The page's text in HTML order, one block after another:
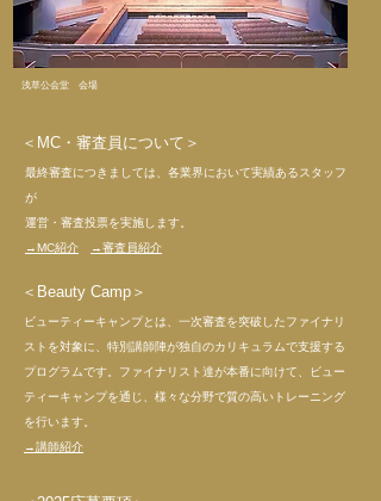
浅草公会堂 会場
＜​MC・審査員について＞
最終審査につきましては、各業界において実績あるスタッフ
が
​運営・審査投票を実施します。
​→MC紹介
→審査員紹介
＜​Beauty Camp＞
ビューティーキャンプとは、一次審査を突破したファイナリ
ストを対象に、特別講師陣が独自のカリキュラムで支援する
プログラムです。ファイナリスト達が本番に向けて、ビュー
ティーキャンプを通じ、様々な分野で質の高いトレーニング
を行います。
​→講師紹介